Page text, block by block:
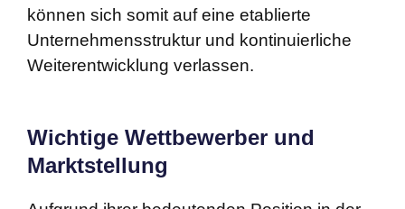
können sich somit auf eine etablierte
Unternehmensstruktur und kontinuierliche
Weiterentwicklung verlassen.
Wichtige Wettbewerber und
Marktstellung